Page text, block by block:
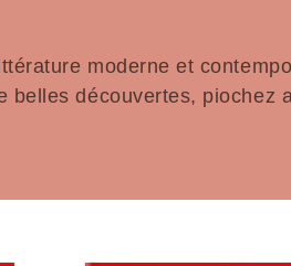
moderne et
belles découvertes, piochez